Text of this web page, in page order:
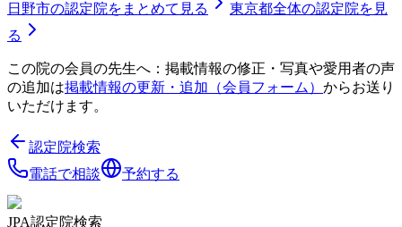
日野市の認定院をまとめて見る 東京都全体の認定院を見
る
この院の会員の先生へ：掲載情報の修正・写真や愛用者の声
の追加は掲載情報の更新・追加（会員フォーム） からお送り
いただけます。
認定院検索
電話で相談
予約する
JPA認定院検索